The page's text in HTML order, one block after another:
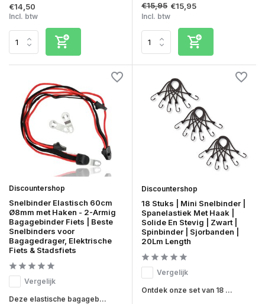
€14,50
Incl. btw
€15,95 €15,95
Incl. btw
Discountershop
Snelbinder Elastisch 60cm
Ø8mm met Haken - 2-Armig
Bagagebinder Fiets | Beste
Snelbinders voor
Bagagedrager, Elektrische
Fiets & Stadsfiets
Vergelijk
Deze elastische bagageb...
Discountershop
18 Stuks | Mini Snelbinder |
Spanelastiek Met Haak |
Solide En Stevig | Zwart |
Spinbinder | Sjorbanden |
20Lm Length
Vergelijk
Ontdek onze set van 18 ...